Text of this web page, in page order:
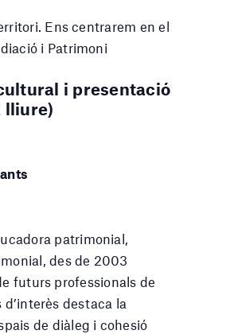
Ens centrarem en el
i Patrimoni
i presentació
lliure)
patrimonial,
des de 2003
futurs professionals de
destaca la
de diàleg i cohesió